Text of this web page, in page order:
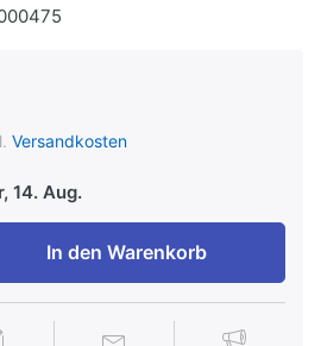
Versandkosten
14. Aug.
In den Warenkorb